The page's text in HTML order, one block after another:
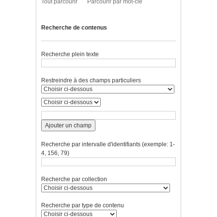
Tout parcourir Parcourir par mot-clé
Recherche de contenus
Recherche plein texte
Restreindre à des champs particuliers
Ajouter un champ
Recherche par intervalle d'identifiants (exemple: 1-
4, 156, 79)
Recherche par collection
Recherche par type de contenu